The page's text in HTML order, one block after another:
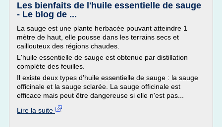
Les bienfaits de l'huile essentielle de sauge
- Le blog de ...
La sauge est une plante herbacée pouvant atteindre 1
mètre de haut, elle pousse dans les terrains secs et
caillouteux des régions chaudes.
L'huile essentielle de sauge est obtenue par distillation
complète des feuilles.
Il existe deux types d'huile essentielle de sauge : la sauge
officinale et la sauge sclarée. La sauge officinale est
efficace mais peut être dangereuse si elle n'est pas...
Lire la suite